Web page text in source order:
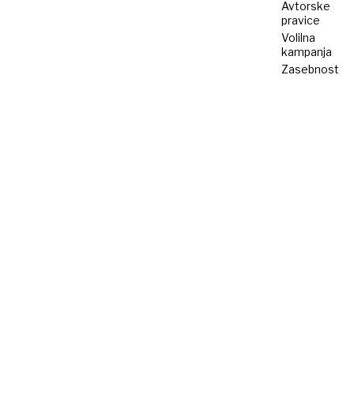
Avtorske
pravice
Volilna
kampanja
Zasebnost